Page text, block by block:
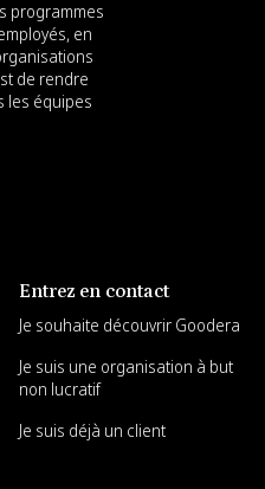
programmes
en
de rendre
les équipes
Entrez en contact
Je souhaite découvrir Goodera
Je suis une organisation à but
non lucratif
Je suis déjà un client